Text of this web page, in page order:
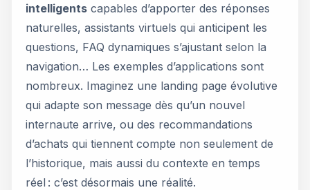
intelligents capables d’apporter des réponses
naturelles, assistants virtuels qui anticipent les
questions, FAQ dynamiques s’ajustant selon la
navigation… Les exemples d’applications sont
nombreux. Imaginez une landing page évolutive
qui adapte son message dès qu’un nouvel
internaute arrive, ou des recommandations
d’achats qui tiennent compte non seulement de
l’historique, mais aussi du contexte en temps
réel : c’est désormais une réalité.